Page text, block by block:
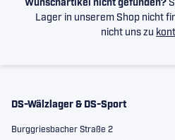
Wunschartikel nicht gefunden?
Lager in unserem Shop nicht
nicht uns zu
DS-Wälzlager & DS-Sport
Burggriesbacher Straße 2